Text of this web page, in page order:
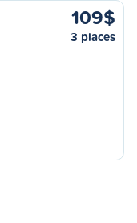
109$
3 places